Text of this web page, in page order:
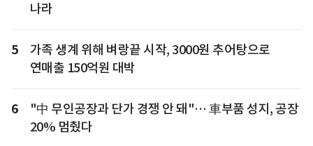
나라
5
가족 생계 위해 벼랑끝 시작, 3000원 추어탕으로
연매출 150억원 대박
6
"中 무인공장과 단가 경쟁 안 돼"… 車부품 성지, 공장
20% 멈췄다